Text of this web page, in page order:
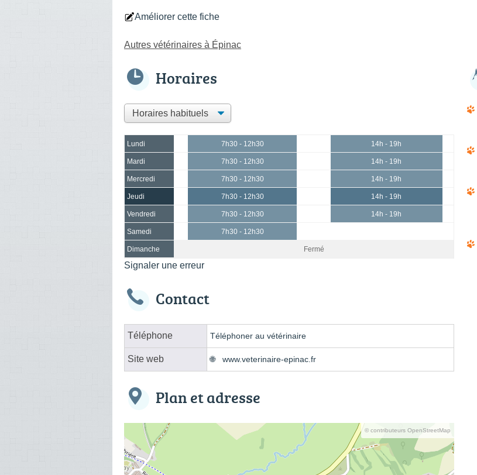
Améliorer cette fiche
Autres vétérinaires à Épinac
Horaires
Lundi 7h30 - 12h30 14h - 19h
Mardi 7h30 - 12h30 14h - 19h
Mercredi 7h30 - 12h30 14h - 19h
Jeudi 7h30 - 12h30 14h - 19h
Vendredi 7h30 - 12h30 14h - 19h
Samedi 7h30 - 12h30
Dimanche Fermé
Signaler une erreur
Contact
Téléphone Téléphoner au vétérinaire
Site web www.veterinaire-epinac.fr
Plan et adresse
© contributeurs OpenStreetMap